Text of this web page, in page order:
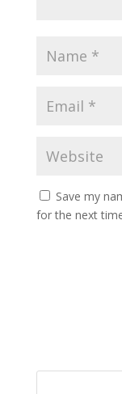
Save my
for the next